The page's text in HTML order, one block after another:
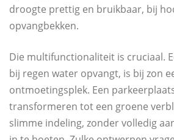
droogte prettig en bruikbaar, bij
opvangbekken.
Die multifunctionaliteit is cruciaal.
bij regen water opvangt, is bij zon
ontmoetingsplek. Een
transformeren tot een groene
slimme indeling, zonder volledig